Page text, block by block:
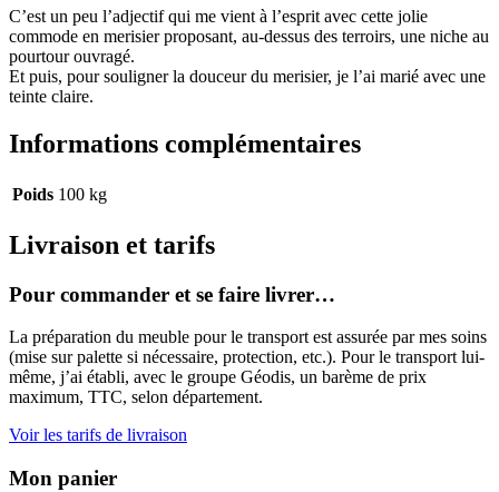
C’est un peu l’adjectif qui me vient à l’esprit avec cette jolie
commode en merisier proposant, au-dessus des terroirs, une niche au
pourtour ouvragé.
Et puis, pour souligner la douceur du merisier, je l’ai marié avec une
teinte claire.
Informations complémentaires
Poids 100 kg
Livraison et tarifs
Pour commander et se faire livrer…
La préparation du meuble pour le transport est assurée par mes soins
(mise sur palette si nécessaire, protection, etc.). Pour le transport lui-
même, j’ai établi, avec le groupe Géodis, un barème de prix
maximum, TTC, selon département.
Voir les tarifs de livraison
Mon panier